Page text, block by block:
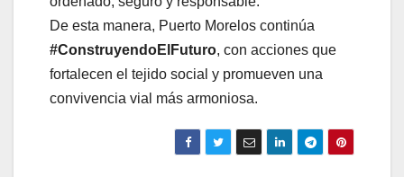
De esta manera, Puerto Morelos continúa
#ConstruyendoElFuturo, con acciones que
fortalecen el tejido social y promueven una
convivencia vial más armoniosa.